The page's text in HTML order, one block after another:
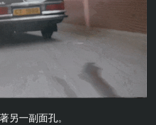
另一副面孔。